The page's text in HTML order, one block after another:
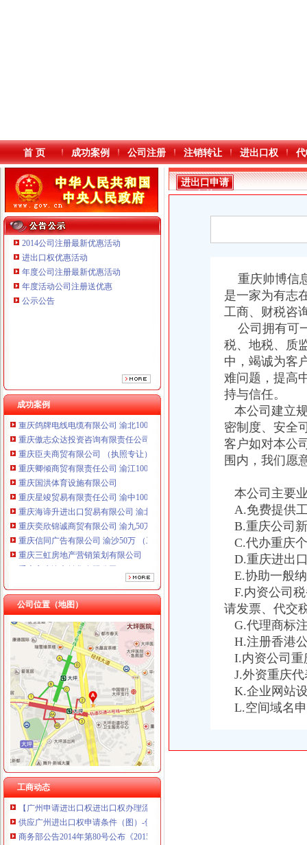
本站导航
首 页 成功案例 公司注册 注销转让 进出口权
2014公司注册最新优惠活动
进出口权优惠活动
年度公司注册最新优惠活动
年度活动公司注册送优惠
公示公告
成功案例
重庆鸽牌电线电缆有限公司 渝北10010万 (进出口权)
重庆傲志众达投资咨询有限责任公司 渝九1000万 （增资）
重庆臣夫商贸有限公司 （执照专让）
重庆卿倾商贸有限责任公司 渝江100万 （工商注册）
重庆国洪体育设施有限公司
重庆星竣贸易有限责任公司 渝中100万 （进出口权）
重庆海谛升进出口贸易有限公司 渝北100万 （进出口权）
重庆奕欣锦诚商贸有限公司 渝九50万 （工商注册）
重庆信同广告有限公司 渝沙50万 （工商注册）
重庆三虹房地产营销策划有限公司
重庆宝鹰汽车销售有限公司
重庆鸽牌电线电缆有限公司 渝北10010万 (进出口权)
重庆傲志众达投资咨询有限责任公司 渝九1000万 （增资）
重庆臣夫商贸有限公司 （执照专让）
重庆卿倾商贸有限责任公司 渝江100万 （工商注册）
重庆国洪体育设施有限公司
重庆星竣贸易有限责任公司 渝中100万 （进出口权）
重庆海谛升进出口贸易有限公司 渝北100万 （进出口权）
重庆奕欣锦诚商贸有限公司 渝九50万 （工商注册）
重庆信同广告有限公司 渝沙50万 （工商注册）
重庆三虹房地产营销策划有限公司
重庆宝鹰汽车销售有限公司
公司位置（地图）
工商动态
进出口申请条件
进出口经营权-搜百科
申请进出口权的要求与条件?
深圳进出口权申请具备条件说明-中介代理
广州进出口贸易公司申请条件、进出口权办理-广州58同城
鑫南财务--进出口经营权申请的必要和申请条件_【公司注册服务】
2016年无锡代办进出口经营权办理流程和申请条件-中介代理
申请进出口权的要求与条件?
申请进出口权的要求与条件?
广州申请进出口权进出口权办理流程进出口权申请条件-广告信息-番
办理进出口权进出口许可申请条件是什么需要哪些资料_2017新资质
【广州申请进出口权进出口权办理流程进出口权申请条件】-广州东山
供应广州进出口权申请条件（图）-供应信息-环球经贸网
商务部公告2014年第80号公布《2015年原油非国营贸易进口企业申请
广州申请进出口权的流程广州申请进出口权的条件_申请广州进出口权_
进出口申请
条件
重庆帅博信
是一家为有志
工商、财税咨
公司拥有可
税、地税、质
中，竭诚为客
难问题，提高
持与信任。
本公司建立
密制度、安全
客户如对本公
围内，我们愿
本公司主要
A.免费提供
B.重庆公司
C.代办重庆
D.重庆进出
E.协助一般
F.内资公司
请发票、代交
G.代理商标
H.注册香港
I.内资公司重
J.外资重庆代
K.企业网站
L.空间域名